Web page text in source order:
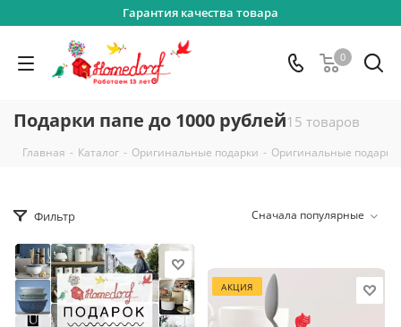
Гарантия качества товара
0
Подарки папе до 1000 рублей15 товаров
Главная - Каталог - Оригинальные подарки - Оригинальные подарки
Фильтр Сначала популярные
АКЦИЯ